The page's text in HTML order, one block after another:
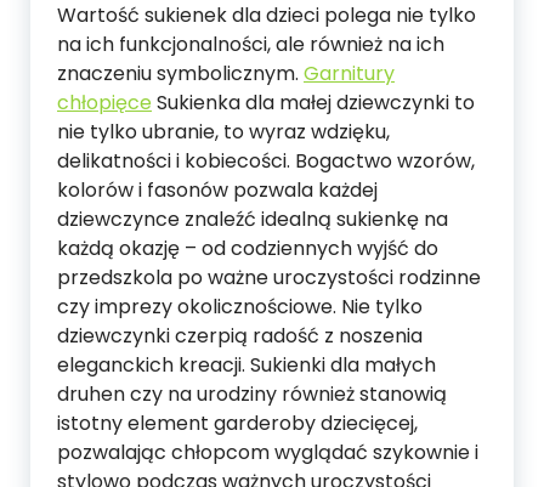
Wartość sukienek dla dzieci polega nie tylko
na ich funkcjonalności, ale również na ich
znaczeniu symbolicznym. Garnitury
chłopięceSukienka dla małej dziewczynki to
nie tylko ubranie, to wyraz wdzięku,
delikatności i kobiecości. Bogactwo wzorów,
kolorów i fasonów pozwala każdej
dziewczynce znaleźć idealną sukienkę na
każdą okazję – od codziennych wyjść do
przedszkola po ważne uroczystości rodzinne
czy imprezy okolicznościowe. Nie tylko
dziewczynki czerpią radość z noszenia
eleganckich kreacji. Sukienki dla małych
druhen czy na urodziny również stanowią
istotny element garderoby dziecięcej,
pozwalając chłopcom wyglądać szykownie i